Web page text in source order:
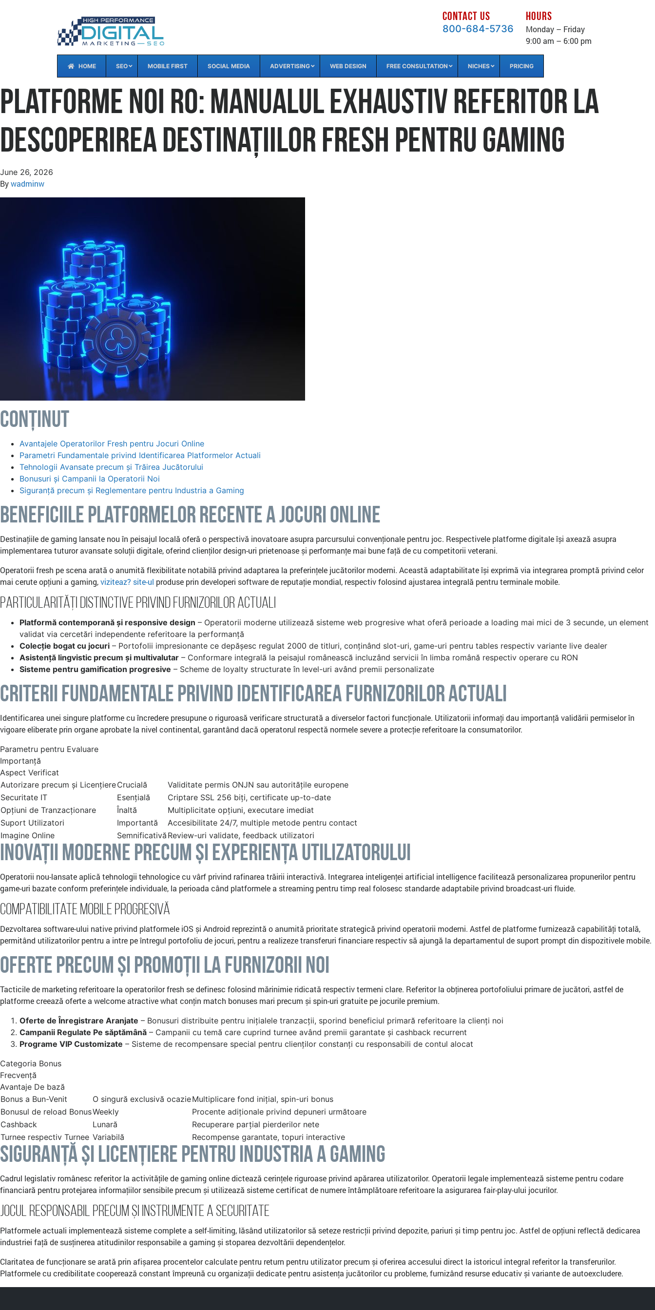
CONTACT US
800-684-5736
HOURS
Monday – Friday
9:00 am – 6:00 pm
HOME SEO MOBILE FIRST SOCIAL MEDIA ADVERTISING WEB DESIGN FREE CONSULTATION NICHES PRICING
Platforme Noi RO: Manualul Exhaustiv Referitor la
Descoperirea Destinațiilor Fresh pentru Gaming
June 26, 2026
Bywadminw
Conținut
Avantajele Operatorilor Fresh pentru Jocuri Online
Parametri Fundamentale privind Identificarea Platformelor Actuali
Tehnologii Avansate precum și Trăirea Jucătorului
Bonusuri și Campanii la Operatorii Noi
Siguranță precum și Reglementare pentru Industria a Gaming
Beneficiile Platformelor Recente a Jocuri Online
Destinațiile de gaming lansate nou în peisajul locală oferă o perspectivă inovatoare asupra parcursului convenționale pentru joc. Respectivele platforme digitale își axează asupra
implementarea tuturor avansate soluții digitale, oferind clienților design-uri prietenoase și performanțe mai bune față de cu competitorii veterani.
Operatorii fresh pe scena arată o anumită flexibilitate notabilă privind adaptarea la preferințele jucătorilor moderni. Această adaptabilitate își exprimă via integrarea promptă privind celor
mai cerute opțiuni a gaming,viziteaz? site-ul produse prin developeri software de reputație mondial, respectiv folosind ajustarea integrală pentru terminale mobile.
Particularități Distinctive privind Furnizorilor Actuali
Platformă contemporană și responsive design – Operatorii moderne utilizează sisteme web progresive what oferă perioade a loading mai mici de 3 secunde, un element
validat via cercetări independente referitoare la performanță
Colecție bogat cu jocuri – Portofolii impresionante ce depășesc regulat 2000 de titluri, conținând slot-uri, game-uri pentru tables respectiv variante live dealer
Asistență lingvistic precum și multivalutar – Conformare integrală la peisajul românească incluzând servicii în limba română respectiv operare cu RON
Sisteme pentru gamification progresive – Scheme de loyalty structurate în level-uri având premii personalizate
Criterii Fundamentale privind Identificarea Furnizorilor Actuali
Identificarea unei singure platforme cu încredere presupune o riguroasă verificare structurată a diverselor factori funcționale. Utilizatorii informați dau importanță validării permiselor în
vigoare eliberate prin organe aprobate la nivel continental, garantând dacă operatorul respectă normele severe a protecție referitoare la consumatorilor.
Parametru pentru Evaluare
Importanță
Aspect Verificat
Autorizare precum și LicențiereCrucială
Validitate permis ONJN sau autoritățile europene
Securitate IT
Esențială
Criptare SSL 256 biți, certificate up-to-date
Opțiuni de Tranzacționare
Înaltă
Multiplicitate opțiuni, executare imediat
Suport Utilizatori
Importantă
Accesibilitate 24/7, multiple metode pentru contact
Imagine Online
Semnificativă Review-uri validate, feedback utilizatori
Inovații Moderne precum și Experiența Utilizatorului
Operatorii nou-lansate aplică tehnologii tehnologice cu vârf privind rafinarea trăirii interactivă. Integrarea inteligenței artificial intelligence facilitează personalizarea propunerilor pentru
game-uri bazate conform preferințele individuale, la perioada când platformele a streaming pentru timp real folosesc standarde adaptabile privind broadcast-uri fluide.
Compatibilitate Mobile Progresivă
Dezvoltarea software-ului native privind platformele iOS și Android reprezintă o anumită prioritate strategică privind operatorii moderni. Astfel de platforme furnizează capabilități totală,
permitând utilizatorilor pentru a intre pe întregul portofoliu de jocuri, pentru a realizeze transferuri financiare respectiv să ajungă la departamentul de suport prompt din dispozitivele mobile.
Oferte precum și Promoții la Furnizorii Noi
Tacticile de marketing referitoare la operatorilor fresh se definesc folosind mărinimie ridicată respectiv termeni clare. Referitor la obținerea portofoliului primare de jucători, astfel de
platforme creează oferte a welcome atractive what conțin match bonuses mari precum și spin-uri gratuite pe jocurile premium.
Oferte de Înregistrare Aranjate – Bonusuri distribuite pentru inițialele tranzacții, sporind beneficiul primară referitoare la clienți noi
Campanii Regulate Pe săptămână – Campanii cu temă care cuprind turnee având premii garantate și cashback recurrent
Programe VIP Customizate – Sisteme de recompensare special pentru clienților constanți cu responsabili de contul alocat
Categoria Bonus
Frecvență
Avantaje De bază
Bonus a Bun-Venit
O singură exclusivă ocazieMultiplicare fond inițial, spin-uri bonus
Bonusul de reload BonusWeekly
Procente adiționale privind depuneri următoare
Cashback
Lunară
Recuperare parțial pierderilor nete
Turnee respectiv Turnee Variabilă Recompense garantate, topuri interactive
Siguranță și Licențiere pentru Industria a Gaming
Cadrul legislativ românesc referitor la activitățile de gaming online dictează cerințele riguroase privind apărarea utilizatorilor. Operatorii legale implementează sisteme pentru codare
financiară pentru protejarea informațiilor sensibile precum și utilizează sisteme certificat de numere întâmplătoare referitoare la asigurarea fair-play-ului jocurilor.
Jocul Responsabil precum și Instrumente a Securitate
Platformele actuali implementează sisteme complete a self-limiting, lăsând utilizatorilor să seteze restricții privind depozite, pariuri și timp pentru joc. Astfel de opțiuni reflectă dedicarea
industriei față de susținerea atitudinilor responsabile a gaming și stoparea dezvoltării dependențelor.
Claritatea de funcționare se arată prin afișarea procentelor calculate pentru return pentru utilizator precum și oferirea accesului direct la istoricul integral referitor la transferurilor.
Platformele cu credibilitate cooperează constant împreună cu organizații dedicate pentru asistența jucătorilor cu probleme, furnizând resurse educativ și variante de autoexcludere.